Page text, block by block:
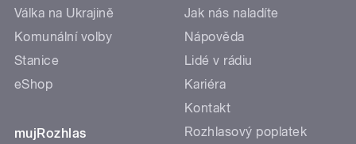
Válka na Ukrajině
Komunální volby
Stanice
eShop
mujRozhlas
Jak nás naladíte
Nápověda
Lidé v rádiu
Kariéra
Kontakt
Rozhlasový poplatek